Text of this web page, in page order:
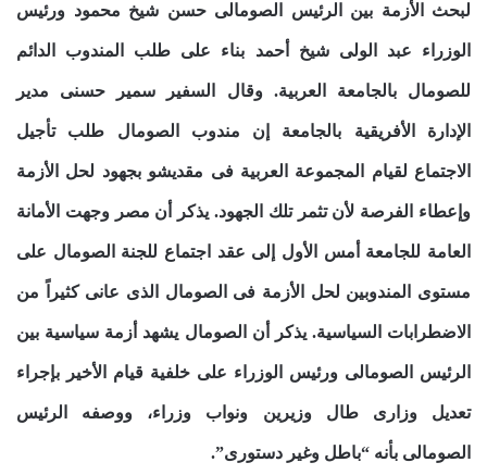
لبحث الأزمة بين الرئيس الصومالى حسن شيخ محمود ورئيس
الوزراء عبد الولى شيخ أحمد بناء على طلب المندوب الدائم
للصومال بالجامعة العربية. وقال السفير سمير حسنى مدير
الإدارة الأفريقية بالجامعة إن مندوب الصومال طلب تأجيل
الاجتماع لقيام المجموعة العربية فى مقديشو بجهود لحل الأزمة
وإعطاء الفرصة لأن تثمر تلك الجهود. يذكر أن مصر وجهت الأمانة
العامة للجامعة أمس الأول إلى عقد اجتماع للجنة الصومال على
مستوى المندوبين لحل الأزمة فى الصومال الذى عانى كثيراً من
الاضطرابات السياسية. يذكر أن الصومال يشهد أزمة سياسية بين
الرئيس الصومالى ورئيس الوزراء على خلفية قيام الأخير بإجراء
تعديل وزارى طال وزيرين ونواب وزراء، ووصفه الرئيس
الصومالى بأنه “باطل وغير دستورى”.